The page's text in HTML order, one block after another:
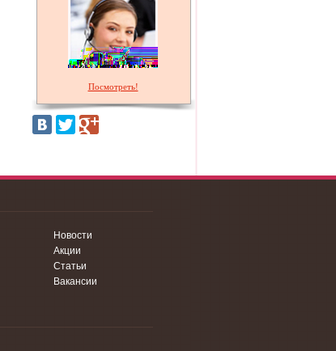
Посмотреть!
Новости
Акции
Статьи
Вакансии